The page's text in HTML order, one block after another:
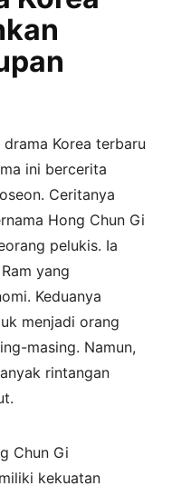
Korea terbaru
ini bercerita
Ceritanya
Hong Chun Gi
pelukis. Ia
yang
Keduanya
menjadi orang
masing. Namun,
rintangan
Chun Gi
kekuatan